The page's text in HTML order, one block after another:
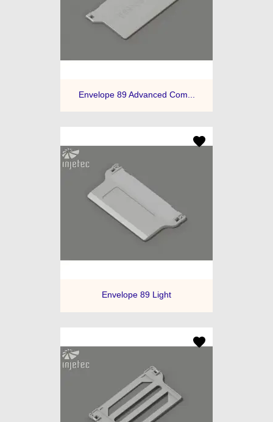
Envelope 89 Advanced Com...
Envelope 89 Light